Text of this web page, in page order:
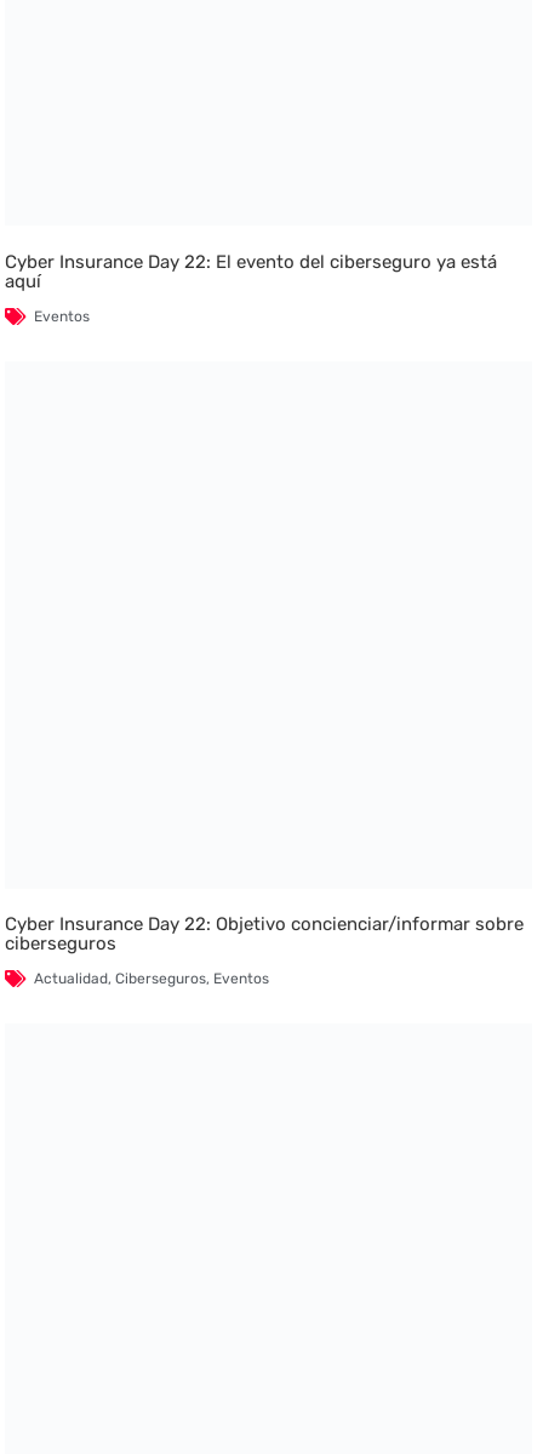
Cyber Insurance Day 22: El evento del ciberseguro ya está
aquí
Eventos
Cyber Insurance Day 22: Objetivo concienciar/informar sobre
ciberseguros
Actualidad,Ciberseguros, Eventos